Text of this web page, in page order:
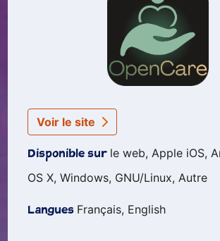
Voir le site
Disponible sur le web, Apple iOS,
OS X, Windows, GNU/Linux, Autre
Langues Français, English